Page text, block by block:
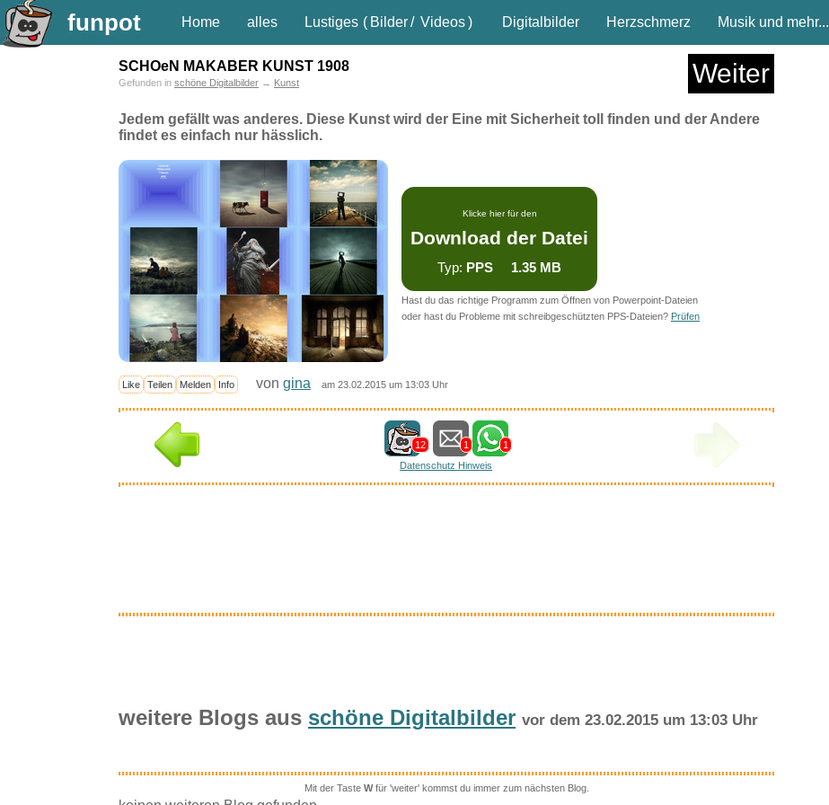
funpot Home alles Lustiges ( Bilder/ Videos) Digitalbilder Herzschmerz Musik und mehr...
SCHOeN MAKABER KUNST 1908 Weiter
Gefunden in schöne Digitalbilder → Kunst
Jedem gefällt was anderes. Diese Kunst wird der Eine mit Sicherheit toll finden und der Andere
findet es einfach nur hässlich.
Klicke hier für den
Download der Datei
Typ: PPS 1.35 MB
Hast du das richtige Programm zum Öffnen von Powerpoint-Dateien
oder hast du Probleme mit schreibgeschützten PPS-Dateien? Prüfen
Like Teilen Melden Info von gina am 23.02.2015 um 13:03 Uhr
12 1
1
Datenschutz Hinweis
weitere Blogs aus schöne Digitalbilder vor dem 23.02.2015 um 13:03 Uhr
Mit der Taste Wfür 'weiter' kommst du immer zum nächsten Blog.